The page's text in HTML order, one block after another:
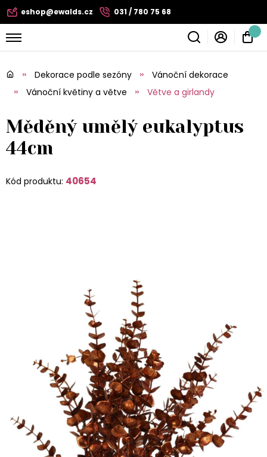
eshop@ewalds.cz 031 / 780 75 68
Dekorace podle sezóny
Vánoční dekorace
Vánoční květiny a větve
Větve a girlandy
Měděný umělý eukalyptus
44cm
Kód produktu: 40654